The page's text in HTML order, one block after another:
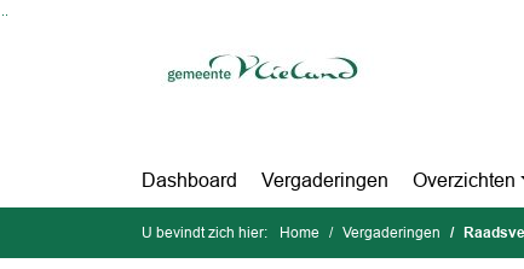
Dashboard Vergaderingen Overzichten
U bevindt zich hier: Home Vergaderingen